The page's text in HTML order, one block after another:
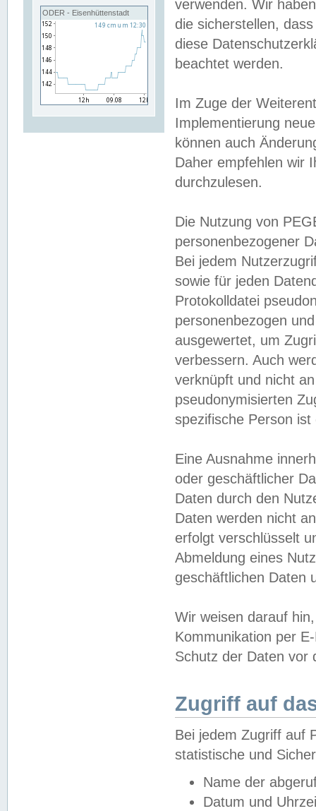
ODER - Eisenhüttenstadt
verwenden. Wir
die sicherstellen,
diese
beachtet werden.
Im Zuge der
Implementierung
können auch
Daher empfehlen wir
durchzulesen.
Die Nutzung von
personenbezogener
Bei jedem
sowie für jeden
Protokolldatei
personenbezogen
ausgewertet, um
verbessern. Auch
verknüpft und nicht
pseudonymisierten
spezifische Person
Eine Ausnahme
oder geschäftlicher
Daten durch den
Daten werden nicht
erfolgt verschlüsselt
Abmeldung eines
geschäftlichen Daten
Wir weisen darauf
Kommunikation per
Schutz der Daten vor
Zugriff auf
Bei jedem Zugriff auf
statistische und
Name der
Datum und